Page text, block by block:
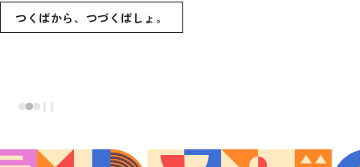
Center
つくばから、つづくばしょ。